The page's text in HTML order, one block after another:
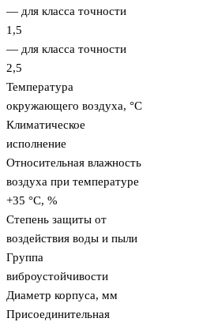
— для класса точности
1,5
— для класса точности
2,5
Температура
окружающего воздуха, °С
Климатическое
исполнение
Относительная влажность
воздуха при температуре
+35 °С, %
Степень защиты от
воздействия воды и пыли
Группа
виброустойчивости
Диаметр корпуса, мм
Присоединительная